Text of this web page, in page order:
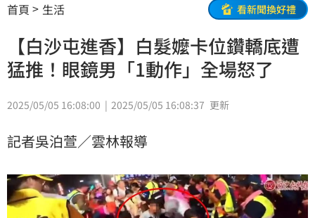
首頁 生活 看新聞換好禮
【白沙屯進香】白髮嬤卡位鑽轎底遭
猛推！眼鏡男「1動作」全場怒了
2025/05/05 16:08:00 2025/05/05 16:08:37 更新
記者吳泊萱／雲林報導